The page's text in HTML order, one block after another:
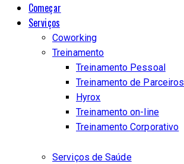
Começar
Serviços
Coworking
Treinamento
Treinamento Pessoal
Treinamento de Parceiros
Hyrox
Treinamento on-line
Treinamento Corporativo
Serviços de Saúde